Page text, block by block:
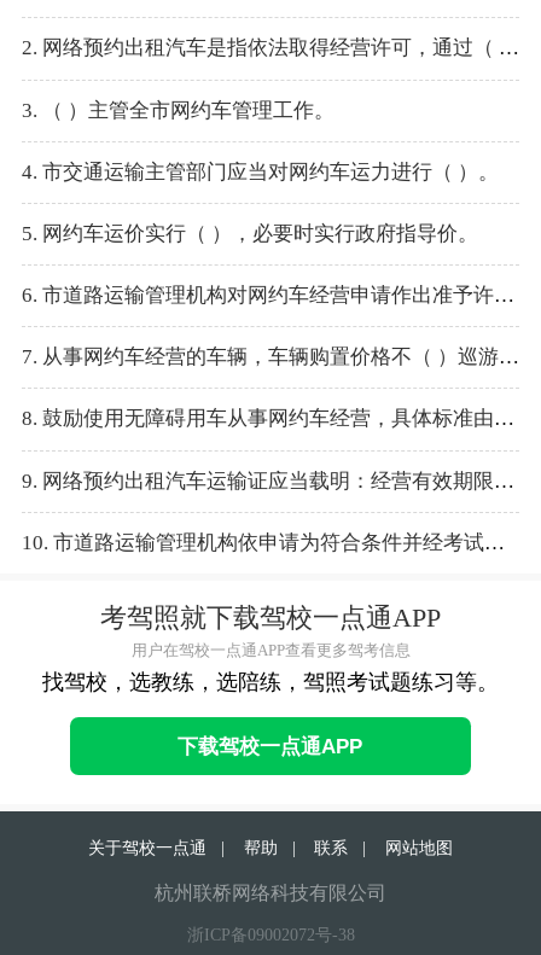
2. 网络预约出租汽车是指依法取得经营许可，通过（ ）提供预约信息，使用网络计费和电子支付，为乘客提供非巡游客运服务的七座以下营运车辆。
3. （ ）主管全市网约车管理工作。
4. 市交通运输主管部门应当对网约车运力进行（ ）。
5. 网约车运价实行（ ），必要时实行政府指导价。
6. 市道路运输管理机构对网约车经营申请作出准予许可决定的，应当明确经营范围为网络预约出租汽车客运、经营区域为青岛市、经营期限为（ ），并发放网络预约出租汽车经营许可证。
7. 从事网约车经营的车辆，车辆购置价格不（ ）巡游出租汽车礼宾型同期购置价格。
8. 鼓励使用无障碍用车从事网约车经营，具体标准由（ ）核定。
9. 网络预约出租汽车运输证应当载明：经营有效期限起始日为发证之日，届满日为车辆行驶证载明的初次注册之日起（ ）年。
10. 市道路运输管理机构依申请为符合条件并经考试合格的驾驶员，在考试成绩公布（ ）日内发放网络预约出租汽车驾驶员证。
考驾照就下载驾校一点通APP
用户在驾校一点通APP查看更多驾考信息
找驾校，选教练，选陪练，驾照考试题练习等。
下载驾校一点通APP
关于驾校一点通 | 帮助 | 联系 | 网站地图
杭州联桥网络科技有限公司
浙ICP备09002072号-38